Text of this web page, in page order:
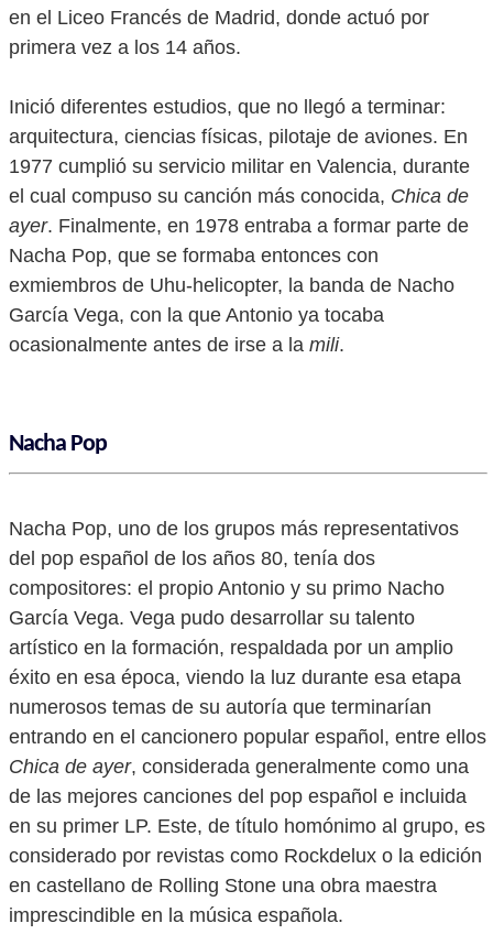
en el Liceo Francés de Madrid, donde actuó por
primera vez a los 14 años.
Inició diferentes estudios, que no llegó a terminar:
arquitectura, ciencias físicas, pilotaje de aviones. En
1977 cumplió su servicio militar en Valencia, durante
el cual compuso su canción más conocida, Chica de
ayer. Finalmente, en 1978 entraba a formar parte de
Nacha Pop, que se formaba entonces con
exmiembros de Uhu-helicopter, la banda de Nacho
García Vega, con la que Antonio ya tocaba
ocasionalmente antes de irse a la mili.
Nacha Pop
Nacha Pop, uno de los grupos más representativos
del pop español de los años 80, tenía dos
compositores: el propio Antonio y su primo Nacho
García Vega. Vega pudo desarrollar su talento
artístico en la formación, respaldada por un amplio
éxito en esa época, viendo la luz durante esa etapa
numerosos temas de su autoría que terminarían
entrando en el cancionero popular español, entre ellos
Chica de ayer, considerada generalmente como una
de las mejores canciones del pop español e incluida
en su primer LP. Este, de título homónimo al grupo, es
considerado por revistas como Rockdelux o la edición
en castellano de Rolling Stone una obra maestra
imprescindible en la música española.